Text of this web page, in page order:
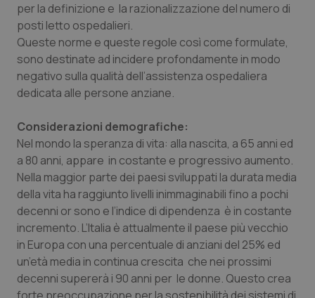
Veneto
Oncoematologia
Oncologia & Nutrizione
Psoriasi & pelle
Quotidiano Cardiologia
Quotidiano Chirurgia
Quotidiano Oncologia
Quotidiano Pediatria
Rene & patologie urogenitali
per la definizione e la razionalizzazione del numero di
posti letto ospedalieri.
Queste norme e queste regole così come formulate,
sono destinate ad incidere profondamente in modo
negativo sulla qualità dell’assistenza ospedaliera
dedicata alle persone anziane.
Considerazioni demografiche:
Nel mondo la speranza di vita: alla nascita, a 65 anni ed
a 80 anni, appare in costante e progressivo aumento.
Nella maggior parte dei paesi sviluppati la durata media
della vita ha raggiunto livelli inimmaginabili fino a pochi
decenni or sono e l’indice di dipendenza è in costante
incremento. L’Italia è attualmente il paese più vecchio
in Europa con una percentuale di anziani del 25% ed
un’età media in continua crescita che nei prossimi
decenni supererà i 90 anni per le donne. Questo crea